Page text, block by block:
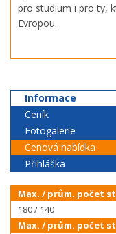
pro studium i pro ty,
Evropou.
Informace
Ceník
Fotogalerie
Cenová nabídka
Přihláška
Max. / prům. počet
180 / 140
Max. / prům. počet